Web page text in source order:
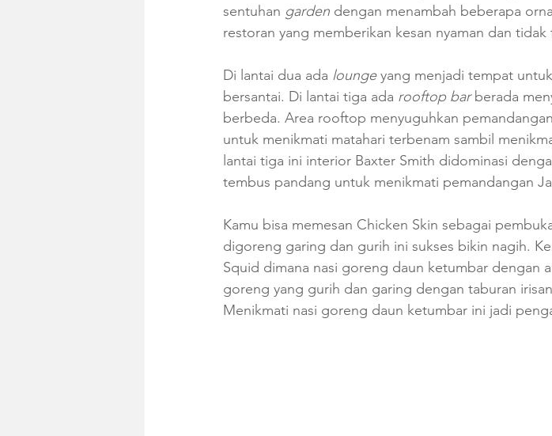
sentuhan garden dengan menambah beberapa
restoran yang memberikan kesan nyaman dan tidak
Di lantai dua ada lounge yang menjadi tempat
bersantai. Di lantai tiga ada rooftop bar berada
berbeda. Area rooftop menyuguhkan
untuk menikmati matahari terbenam sambil
lantai tiga ini interior Baxter Smith didominasi
tembus pandang untuk menikmati pemandangan
Kamu bisa memesan Chicken Skin sebagai
digoreng garing dan gurih ini sukses bikin nagih.
Squid dimana nasi goreng daun ketumbar dengan
goreng yang gurih dan garing dengan taburan
Menikmati nasi goreng daun ketumbar ini jadi